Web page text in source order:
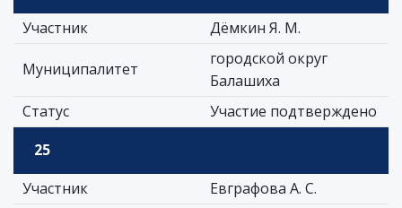
Участник
Дёмкин Я. М.
Муниципалитет
городской округ
Балашиха
Статус
Участие подтверждено
25
Участник
Евграфова А. С.